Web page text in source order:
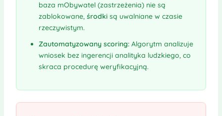
baza mObywatel (zastrzeżenia) nie są
zablokowane, środkisą uwalniane w czasie
rzeczywistym.
Zautomatyzowany scoring:Algorytm analizuje
wniosek bez ingerencji analityka ludzkiego, co
skraca procedurę weryfikacyjną.